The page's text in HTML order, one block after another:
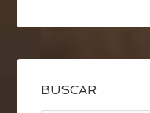
BUSCAR